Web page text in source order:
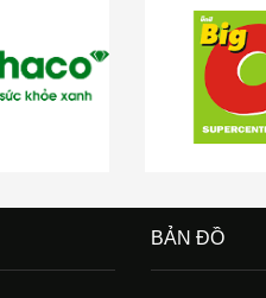
BẢN ĐỒ